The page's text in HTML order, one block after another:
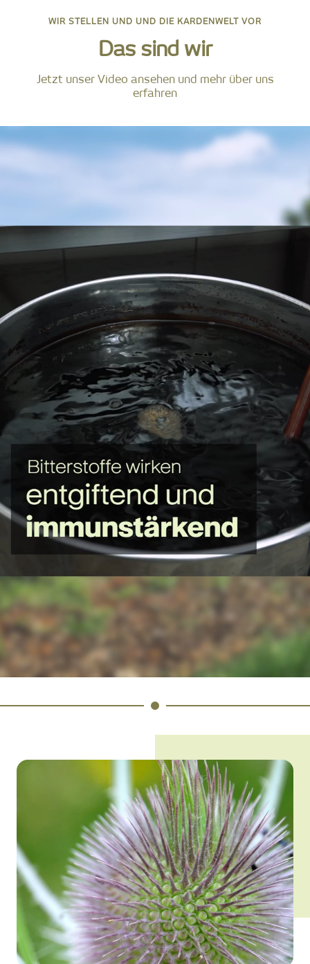
WIR STELLEN UND UND DIE KARDENWELT VOR
Das sind wir
Jetzt unser Video ansehen und mehr über uns
erfahren